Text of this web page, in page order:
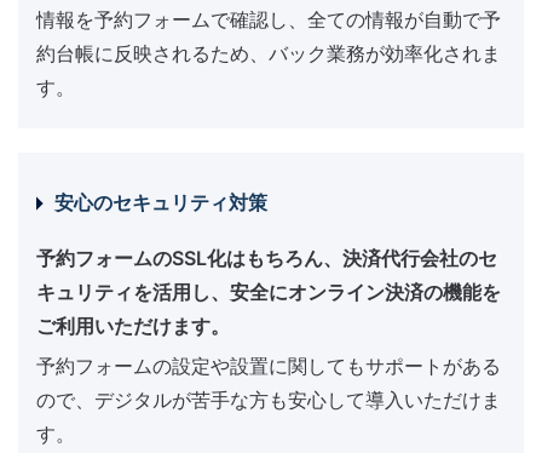
情報を予約フォームで確認し、全ての情報が自動で予
約台帳に反映されるため、バック業務が効率化されま
す。
安心のセキュリティ対策
予約フォームのSSL化はもちろん、決済代行会社のセ
キュリティを活用し、安全にオンライン決済の機能を
ご利用いただけます。
予約フォームの設定や設置に関してもサポートがある
ので、デジタルが苦手な方も安心して導入いただけま
す。